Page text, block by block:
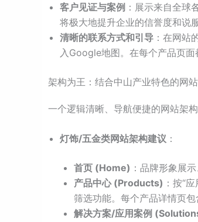
客户见证与案例 ：展示来自全球
将极大地提升企业的信誉度和说服
清晰的联系方式和引导 ：在网站
入Google地图。在每个产品页面
架构为王：结合中山产业特色的网
一个逻辑清晰、导航便捷的网站架
灯饰/五金类网站架构建议 ：
首页 (Home) ：品牌形象展
产品中心 (Products) ：按“
筛选功能。每个产品详情页
解决方案/应用案例